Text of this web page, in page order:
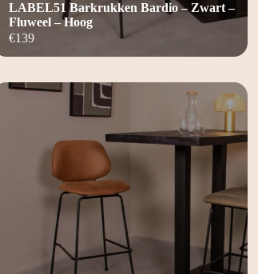
€139
LABEL51 Barkrukken Bardio – Zwart –
Fluweel – Hoog